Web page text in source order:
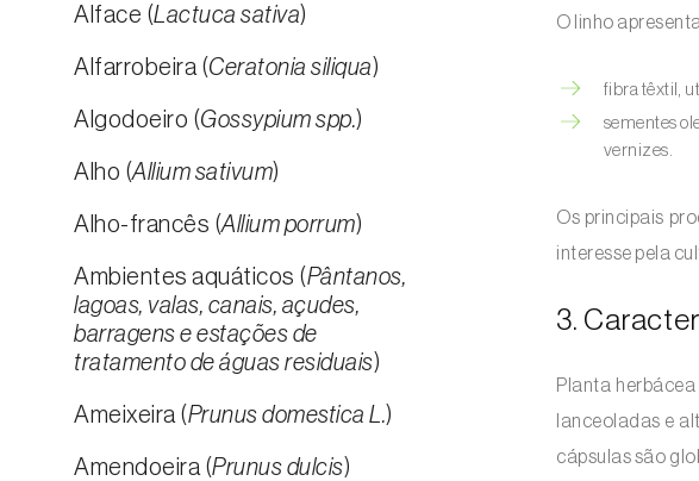
Alface (Lactuca sativa)
Alfarrobeira (Ceratonia siliqua)
Algodoeiro (Gossypium spp.)
Alho (Allium sativum)
Alho-francês (Allium porrum)
Ambientes aquáticos (Pântanos,
lagoas, valas, canais, açudes,
barragens e estações de
tratamento de águas residuais)
Ameixeira (Prunus domestica L.)
Amendoeira (Prunus dulcis)
O linho
fibra têxtil,
sementes
vernizes.
Os principais
interesse pela
3.
Planta
lanceoladas e
cápsulas são